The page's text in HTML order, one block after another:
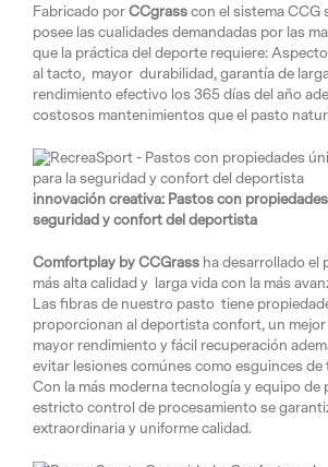
Fabricado porCCgrasscon el sistema
posee las cualidades demandadas por las
que la práctica del deporte requiere:
al tacto, mayor durabilidad, garantía de
rendimiento efectivo los 365 días del año
costosos mantenimientos que el pasto
innovación creativa: Pastos con
seguridad y confort del deportista
Comfortplay by CCGrass ha desarrollado el
más alta calidad y larga vida con la más
Las fibras de nuestro pasto tiene
proporcionan al deportista confort, un
mayor rendimiento y fácil recuperación
evitar lesiones comúnes como esguinces de
Con la más moderna tecnología y equipo de
estricto control de procesamiento se
extraordinaria y uniforme calidad.